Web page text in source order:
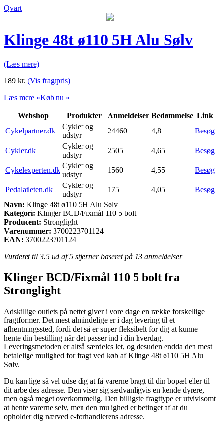
Qvart
Klinge 48t ø110 5H Alu Sølv
(Læs mere)
189 kr. (Vis fragtpris)
Læs mere »Køb nu »
Webshop Produkter Anmeldelser Bedømmelse Link
Cykelpartner.dk
Cykler og
udstyr
24460 4,8 Besøg
Cykler.dk
Cykler og
udstyr
2505 4,65 Besøg
Cykelexperten.dk
Cykler og
udstyr
1560 4,55 Besøg
Pedalatleten.dk
Cykler og
udstyr
175 4,05
Besøg
Navn: Klinge 48t ø110 5H Alu Sølv
Kategori: Klinger BCD/Fixmål 110 5 bolt
Producent: Stronglight
Varenummer: 3700223701124
EAN: 3700223701124
Vurderet til 3.5 ud af 5 stjerner baseret på 13 anmeldelser
Klinger BCD/Fixmål 110 5 bolt fra
Stronglight
Adskillige outlets på nettet giver i vore dage en række forskellige
fragtformer. Det mest almindelige er i dag levering til et
afhentningssted, fordi det så er super fleksibelt for dig at kunne
hente din bestilling når det passer ind i din hverdag.
Leveringsmetoden er altså særdeles let, og desuden endda den mest
betalelige mulighed for fragt ved køb af Klinge 48t ø110 5H Alu
Sølv.
Du kan lige så vel udse dig at få varerne bragt til din bopæl eller til
dit arbejdes adresse. Den viser sig sædvanligvis en kende dyrere,
men også meget overkommelig. Den billigste fragttype er utvivlsomt
at hente varerne selv, men den mulighed er betinget af at du
opholder dig nærved e-forhandlerens adresse.